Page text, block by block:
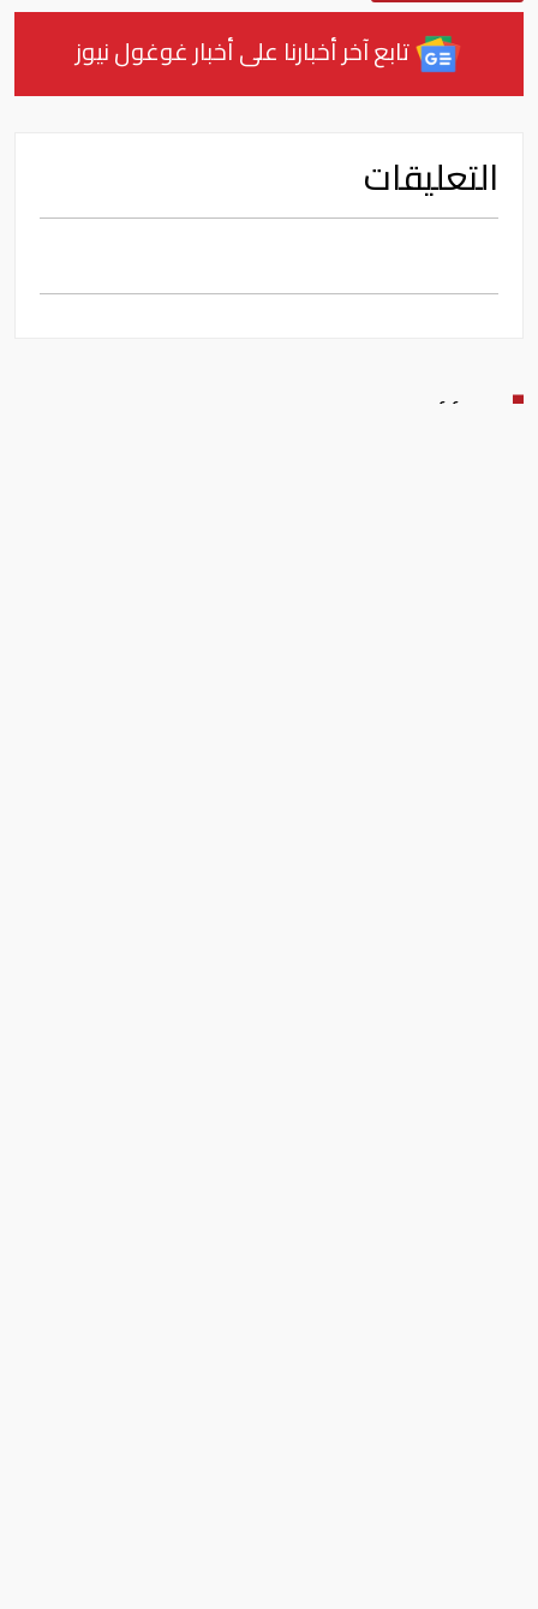
تابع آخر أخبارنا على أخبار غوغول نيوز
التعليقات
اقرأ أيضا